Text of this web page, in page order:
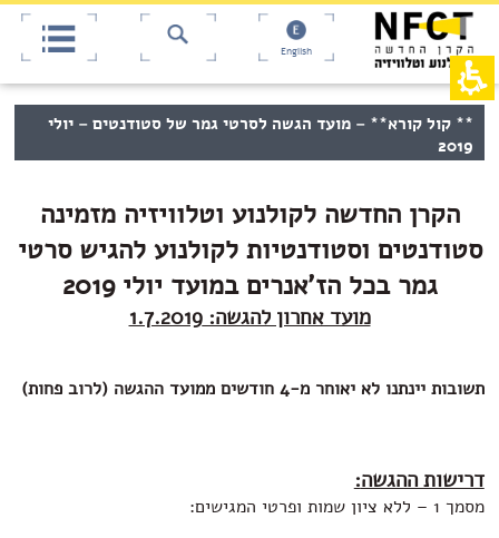
תחילתו
אינטרנט,
לחץ
אנטר
לעבור
מרכזי
ראש
באפשרותך
ללחוץ
אנטר
כדי
לדלג
לאזור
English
תוכן
מרכזי,
באפשרותך
לדלג
לאזור
** קול קורא** – מועד הגשה לסרטי גמר של סטודנטים – יולי
2019
הקרן החדשה לקולנוע וטלוויזיה מזמינה
סטודנטים וסטודנטיות לקולנועלהגיש סרטי
גמר בכל הז'אנריםבמועד יולי 2019
מועד אחרון להגשה: 1.7.2019
תשובות יינתנו לא יאוחר מ-4 חודשים ממועד ההגשה (לרוב פחות)
דרישות ההגשה:
מסמך 1 – ללא ציון שמות ופרטי המגישים: